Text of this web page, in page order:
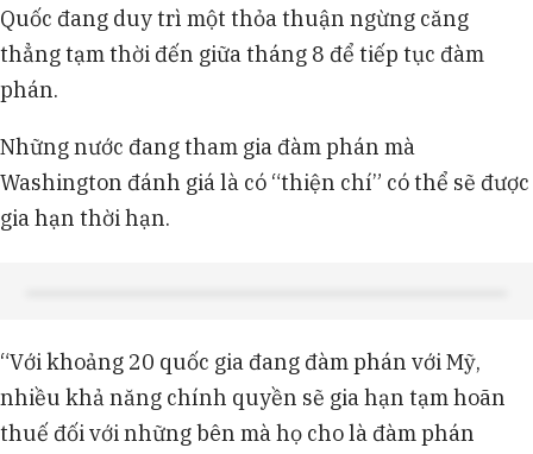
Quốc đang duy trì một thỏa thuận ngừng căng
thẳng tạm thời đến giữa tháng 8 để tiếp tục đàm
phán.
Những nước đang tham gia đàm phán mà
Washington đánh giá là có “thiện chí” có thể sẽ được
gia hạn thời hạn.
“Với khoảng 20 quốc gia đang đàm phán với Mỹ,
nhiều khả năng chính quyền sẽ gia hạn tạm hoãn
thuế đối với những bên mà họ cho là đàm phán